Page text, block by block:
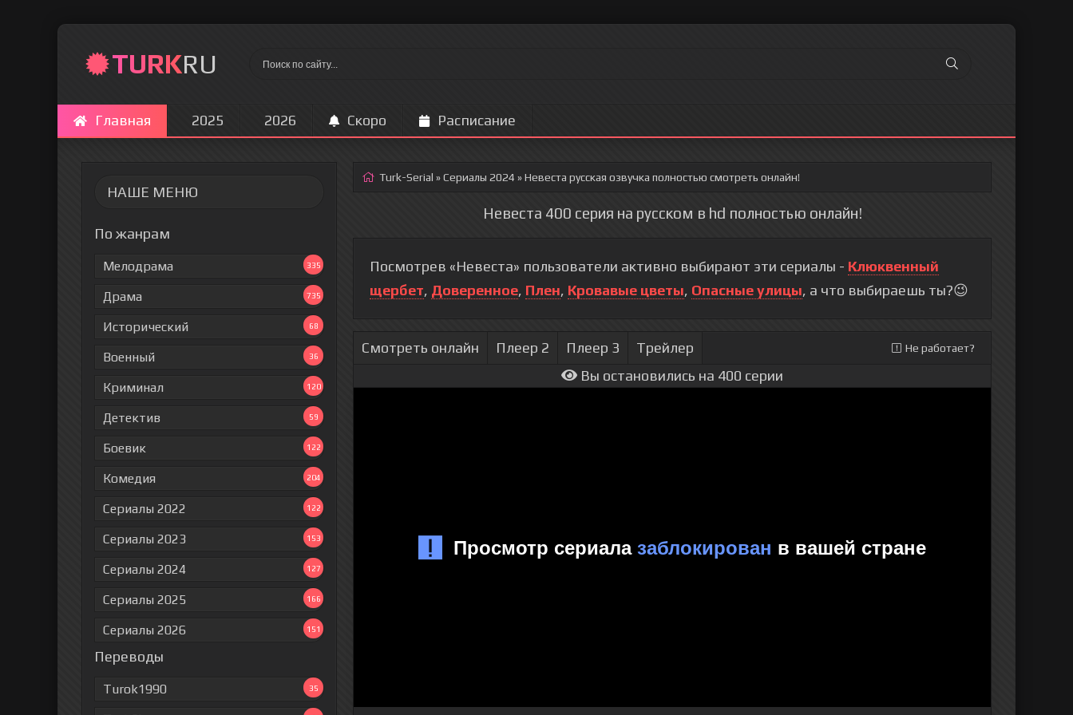
TURKRU
Главная 2025 2026 Скоро Расписание
НАШЕ МЕНЮ
По жанрам
Мелодрама 335
Драма 735
Исторический 68
Военный 36
Криминал 120
Детектив 59
Боевик 122
Комедия 204
Сериалы 2022 122
Сериалы 2023 153
Сериалы 2024 127
Сериалы 2025 166
Сериалы 2026 151
Переводы
Turok1990 35
Turk-Serial »Сериалы 2024 » Невеста русская озвучка полностью смотреть онлайн!
Невеста 400 серия на русском в hd полностью онлайн!
Посмотрев «Невеста» пользователи активно выбирают эти сериалы - Клюквенный
щербет, Доверенное, Плен, Кровавые цветы, Опасные улицы, а что выбираешь ты?😉
Смотреть онлайн Плеер 2 Плеер 3 Трейлер Не работает?
Вы остановились на 400 серии